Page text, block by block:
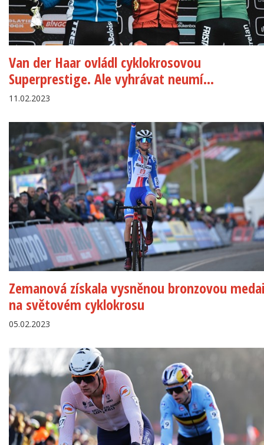
Van der Haar ovládl cyklokrosovou
Superprestige. Ale vyhrávat neumí…
11.02.2023
Zemanová získala vysněnou bronzovou
na světovém cyklokrosu
05.02.2023